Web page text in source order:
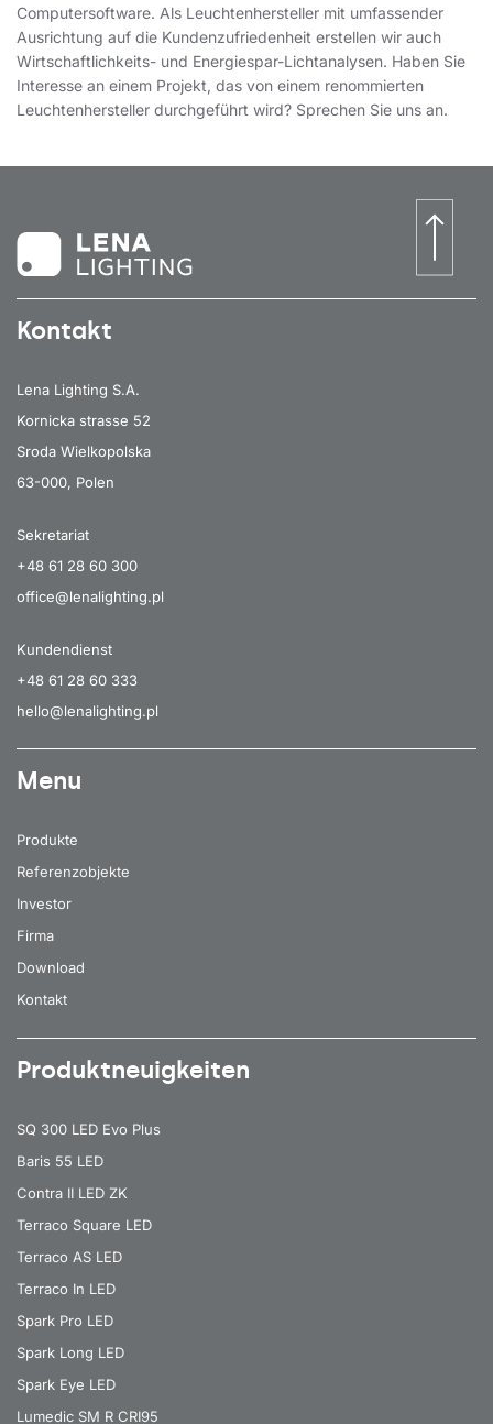
Computersoftware. Als Leuchtenhersteller mit umfassender
Ausrichtung auf die Kundenzufriedenheit erstellen wir auch
Wirtschaftlichkeits- und Energiespar-Lichtanalysen. Haben Sie
Interesse an einem Projekt, das von einem renommierten
Leuchtenhersteller durchgeführt wird? Sprechen Sie uns an.
Kontakt
Lena Lighting S.A.
Kornicka strasse 52
Sroda Wielkopolska
63-000, Polen
Sekretariat
+48 61 28 60 300
office@lenalighting.pl
Kundendienst
+48 61 28 60 333
hello@lenalighting.pl
Menu
Produkte
Referenzobjekte
Investor
Firma
Download
Kontakt
Produktneuigkeiten
SQ 300 LED Evo Plus
Baris 55 LED
Contra II LED ZK
Terraco Square LED
Terraco AS LED
Terraco In LED
Spark Pro LED
Spark Long LED
Spark Eye LED
Lumedic SM R CRI95